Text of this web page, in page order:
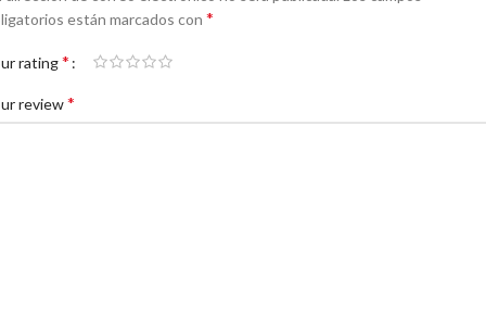
están marcados con *
rating*
review*